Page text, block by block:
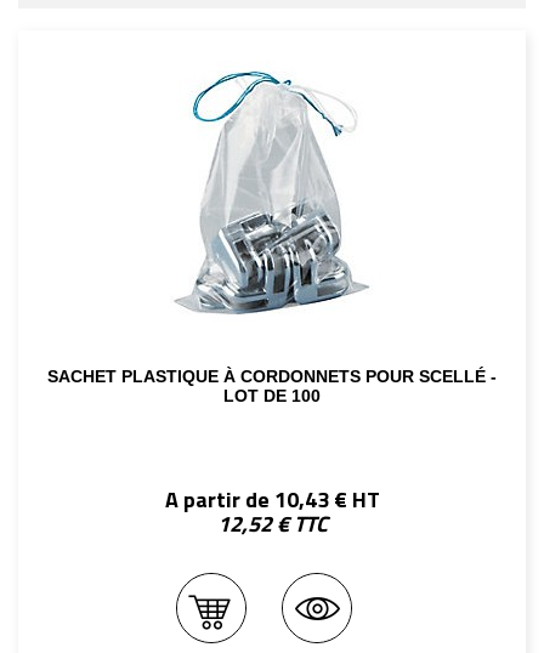
SACHET PLASTIQUE À CORDONNETS POUR SCELLÉ -
LOT DE 100
A partir de 10,43 € HT
12,52 € TTC